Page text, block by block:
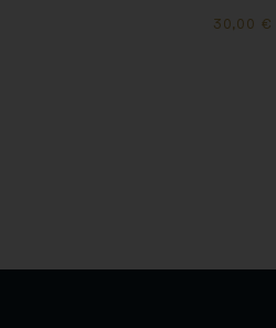
30,00 €